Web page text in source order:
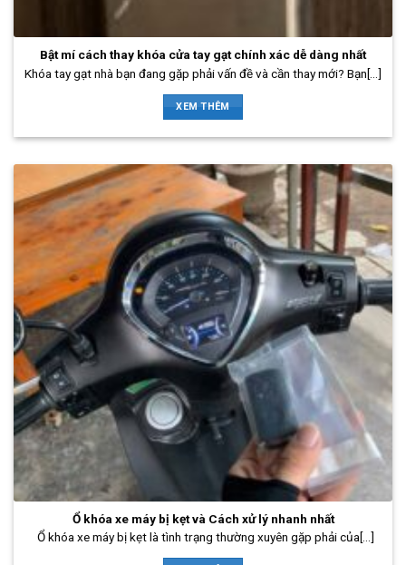
Bật mí cách thay khóa cửa tay gạt chính xác dễ dàng nhất
Khóa tay gạt nhà bạn đang gặp phải vấn đề và cần thay mới? Bạn[...]
XEM THÊM
Ổ khóa xe máy bị kẹt và Cách xử lý nhanh nhất
Ổ khóa xe máy bị kẹt là tình trạng thường xuyên gặp phải của[...]